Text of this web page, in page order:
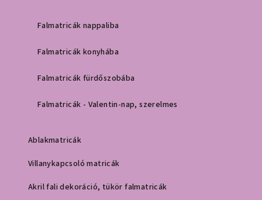
Falmatricák nappaliba
Falmatricák konyhába
Falmatricák fürdőszobába
Falmatricák - Valentin-nap, szerelmes
Ablakmatricák
Villanykapcsoló matricák
Akril fali dekoráció, tükör falmatricák